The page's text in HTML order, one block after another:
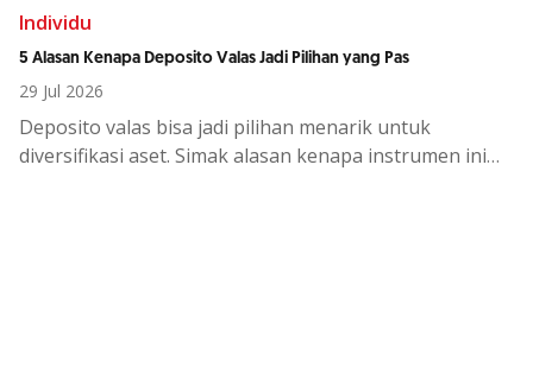
Individu
5 Alasan Kenapa Deposito Valas Jadi Pilihan yang Pas
29 Jul 2026
Deposito valas bisa jadi pilihan menarik untuk
diversifikasi aset. Simakalasan kenapa instrumen ini